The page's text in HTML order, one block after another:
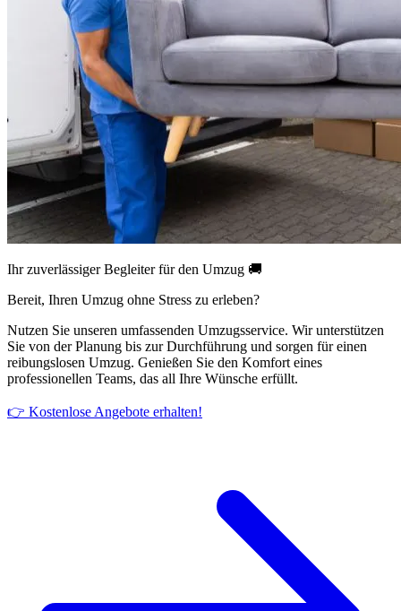
Ihr zuverlässiger Begleiter für den Umzug 🚚
Bereit, Ihren Umzug ohne Stress zu erleben?
Nutzen Sie unseren umfassenden Umzugsservice. Wir unterstützen
Sie von der Planung bis zur Durchführung und sorgen für einen
reibungslosen Umzug. Genießen Sie den Komfort eines
professionellen Teams, das all Ihre Wünsche erfüllt.
👉 Kostenlose Angebote erhalten!